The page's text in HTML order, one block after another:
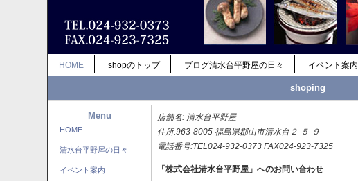
HOME shopのトップ ブログ清水台平野屋の日々 イベント案内
shoping
Menu
HOME
清水台平野屋の日々
イベント案内
店舗名: 清水台平野屋
住所:963-8005 福島県郡山市清水台２-５-９
電話番号:TEL024-932-0373 FAX024-923-7325
「株式会社清水台平野屋」へのお問い合わせ